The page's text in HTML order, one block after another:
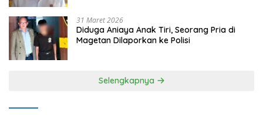
31 Maret 2026
Diduga Aniaya Anak Tiri, Seorang Pria di
Magetan Dilaporkan ke Polisi
Selengkapnya